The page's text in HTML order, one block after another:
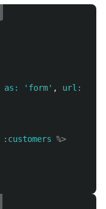
as: 'form' ,
url:
:customers %>